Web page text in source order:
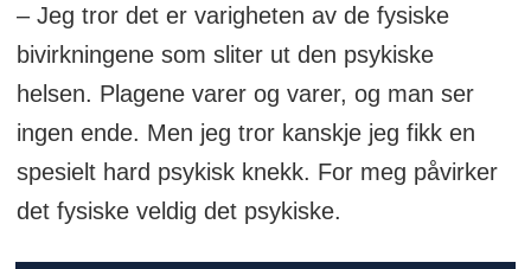
– Jeg tror det er varigheten av de fysiske
bivirkningene som sliter ut den psykiske
helsen. Plagene varer og varer, og man ser
ingen ende. Men jeg tror kanskje jeg fikk en
spesielt hard psykisk knekk. For meg påvirker
det fysiske veldig det psykiske.